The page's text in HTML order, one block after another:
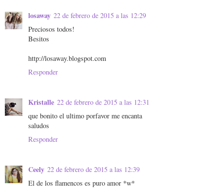
losaway 22 de febrero de 2015 a las 12:29
Preciosos todos!
Besitos
http://losaway.blogspot.com
Responder
Kristalle 22 de febrero de 2015 a las 12:31
que bonito el ultimo porfavor me encanta
saludos
Responder
Ceely 22 de febrero de 2015 a las 12:39
El de los flamencos es puro amor *w*